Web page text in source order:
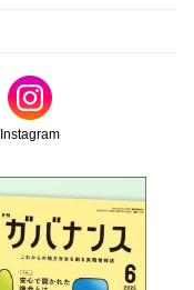
Instagram